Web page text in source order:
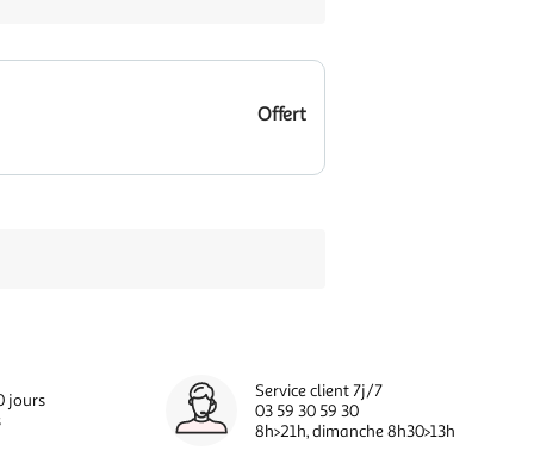
Offert
jours
Service client 7j/7
03 59 30 59 30
8h>21h, dimanche 8h30>13h